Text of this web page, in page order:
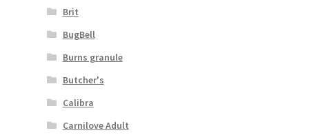
Brit
BugBell
Burns granule
Butcher's
Calibra
Carnilove Adult